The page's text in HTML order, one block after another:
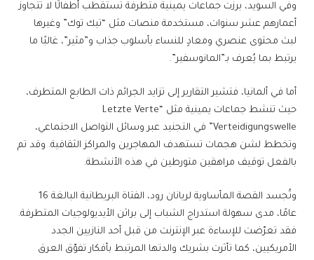
وفي السويد، برزت جماعات يمينية متطرفة تستقطب أطفالًا لا تتجاوز
أعمارهم عشر سنوات، مستخدمة منصات مثل “تيك توك” وغيرها
لبث محتوى عنصري ومعادٍ للنساء بأسلوب جذاب و”مثير”، غالبًا ما
يرتبط بما يُعرف بـ”المانوسفير”.
أما في ألمانيا، فتشير التقارير إلى تزايد الجرائم ذات الطابع المتطرف،
حيث تنشط جماعات يمينية مثل “Letzte Verte
Verteidigungswelle” في التجنيد عبر وسائل التواصل الاجتماعي،
وتخطط لشن هجمات تستهدف المهاجرين والمراكز الثقافية. وقد تم
بالفعل توقيف مراهقين متورطين في هذه الأنشطة.
وتُجسد القصة المأساوية لريانان رود، الفتاة البريطانية البالغة 16
عامًا، مدى سهولة استدراج الشباب إلى براثن الأيديولوجيات المتطرفة.
فقد تعرّضت للإساءة عبر الإنترنت من قبل أحد النازيين الجدد
الأمريكيين، كما تأثرت بشريك والدتها المرتبط بأفكار تفوّق العرق